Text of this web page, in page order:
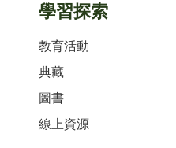
學習探索
教育活動
典藏
圖書
線上資源